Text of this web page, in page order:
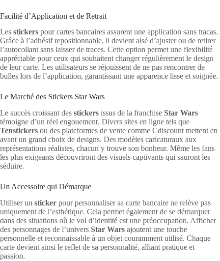
Facilité d’Application et de Retrait
Les stickers pour cartes bancaires assurent une application sans tracas.
Grâce à l’adhésif repositionnable, il devient aisé d’ajuster ou de retirer
l’autocollant sans laisser de traces. Cette option permet une flexibilité
appréciable pour ceux qui souhaitent changer régulièrement le design
de leur carte. Les utilisateurs se réjouissent de ne pas rencontrer de
bulles lors de l’application, garantissant une apparence lisse et soignée.
Le Marché des Stickers Star Wars
Le succès croissant des stickers issus de la franchise Star Wars
témoigne d’un réel engouement. Divers sites en ligne tels que
Tenstickers ou des plateformes de vente comme Cdiscount mettent en
avant un grand choix de designs. Des modèles caricaturaux aux
représentations réalistes, chacun y trouve son bonheur. Même les fans
les plus exigeants découvriront des visuels captivants qui sauront les
séduire.
Un Accessoire qui Démarque
Utiliser un sticker pour personnaliser sa carte bancaire ne relève pas
uniquement de l’esthétique. Cela permet également de se démarquer
dans des situations où le vol d’identité est une préoccupation. Afficher
des personnages de l’univers Star Wars ajoutent une touche
personnelle et reconnaissable à un objet couramment utilisé. Chaque
carte devient ainsi le reflet de sa personnalité, alliant pratique et
passion.